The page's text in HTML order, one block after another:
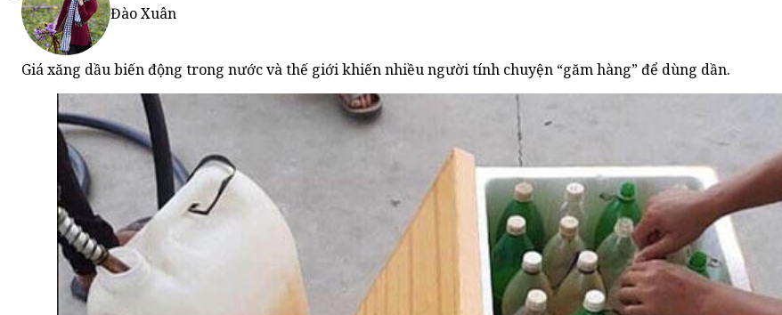
Đào Xuân
Giá xăng dầu biến động trong nước và thế giới khiến nhiều người tính chuyện “găm hàng” để dùng dần.